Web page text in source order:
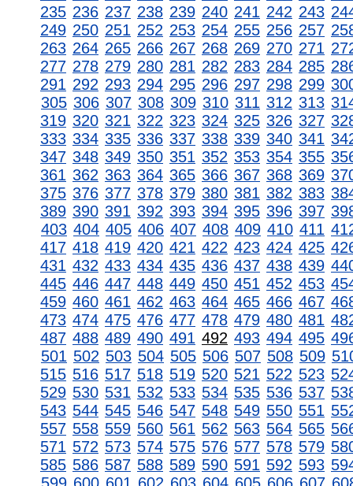
235 236 237 238 239 240 241 242 243
249 250 251 252 253 254 255 256 257
263 264 265 266 267 268 269 270 271
277 278 279 280 281 282 283 284 285
291 292 293 294 295 296 297 298 299
305 306 307 308 309 310 311 312 313
319 320 321 322 323 324 325 326 327
333 334 335 336 337 338 339 340 341
347 348 349 350 351 352 353 354 355
361 362 363 364 365 366 367 368 369
375 376 377 378 379 380 381 382 383
389 390 391 392 393 394 395 396 397
403 404 405 406 407 408 409 410 411
417 418 419 420 421 422 423 424 425
431 432 433 434 435 436 437 438 439
445 446 447 448 449 450 451 452 453
459 460 461 462 463 464 465 466 467
473 474 475 476 477 478 479 480 481
487 488 489 490 491 492 493 494 495
501 502 503 504 505 506 507 508 509
515 516 517 518 519 520 521 522 523
529 530 531 532 533 534 535 536 537
543 544 545 546 547 548 549 550 551
557 558 559 560 561 562 563 564 565
571 572 573 574 575 576 577 578 579
585 586 587 588 589 590 591 592 593